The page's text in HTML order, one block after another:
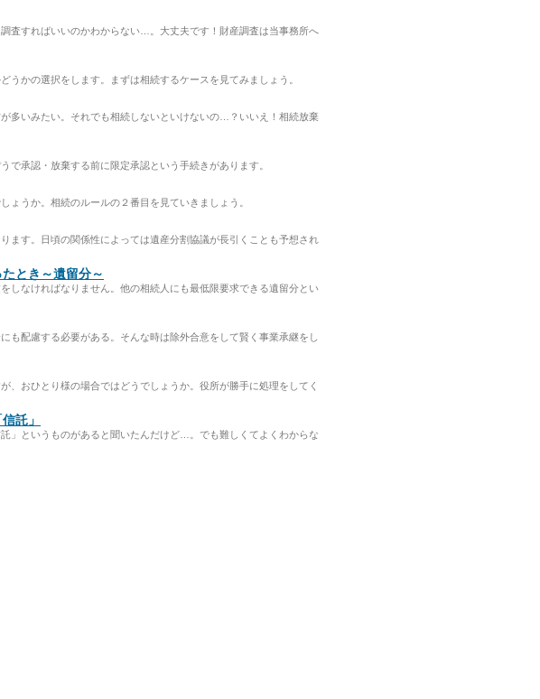
査すればいいのかわからない…。大丈夫です！財産調査は当事務所へ
うかの選択をします。まずは相続するケースを見てみましょう。
多いみたい。それでも相続しないといけないの…？いいえ！相続放棄
承認・放棄する前に限定承認という手続きがあります。
ょうか。相続のルールの２番目を見ていきましょう。
ます。日頃の関係性によっては遺産分割協議が長引くことも予想され
とき～遺留分～
しなければなりません。他の相続人にも最低限要求できる遺留分とい
も配慮する必要がある。そんな時は除外合意をして賢く事業承継をし
、おひとり様の場合ではどうでしょうか。役所が勝手に処理をしてく
託」
」というものがあると聞いたんだけど…。でも難しくてよくわからな